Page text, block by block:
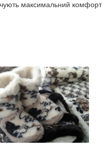
максимальний комфорт